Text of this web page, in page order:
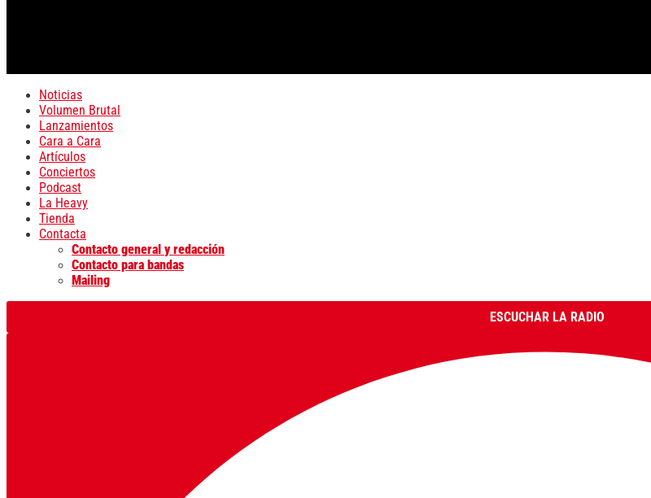
Noticias
Volumen Brutal
Lanzamientos
Cara a Cara
Artículos
Conciertos
Podcast
La Heavy
Tienda
Contacta
Contacto general y redacción
Contacto para bandas
Mailing
ESCUCHAR LA RADIO